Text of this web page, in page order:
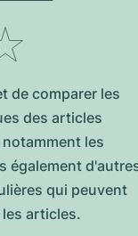
de comparer les
des articles
les
également
qui peuvent
articles.